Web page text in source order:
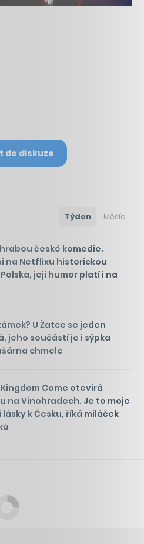
do diskuze
Týden Měsíc
české komedie.
na Netflixu historickou
její humor platí i na
U Žatce se jeden
jeho součástí je i sýpka
chmele
Come otevírá
na Vinohradech. Je to moje
k Česku, říká miláček